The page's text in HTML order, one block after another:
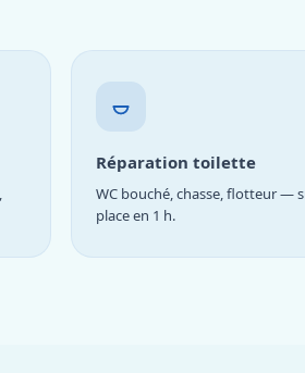
Réparation toilette
WC bouché, chasse, flotteur —
place en 1 h.